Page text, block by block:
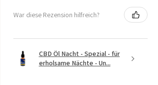
War diese Rezension hilfreich?
CBD Öl Nacht - Spezial - für
erholsame Nächte - Un...